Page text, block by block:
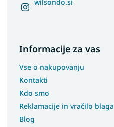
Informacije za vas
Vse o nakupovanju
Kontakti
Kdo smo
Reklamacije in vračilo blaga
Blog